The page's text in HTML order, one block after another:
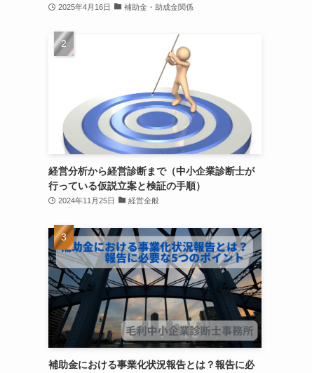
2025年4月16日 補助金・助成金関係
経営分析から経営診断まで（中小企業診断士が
行っている仮説立案と検証の手順）
2024年11月25日 経営全般
補助金における事業化状況報告とは？報告に必